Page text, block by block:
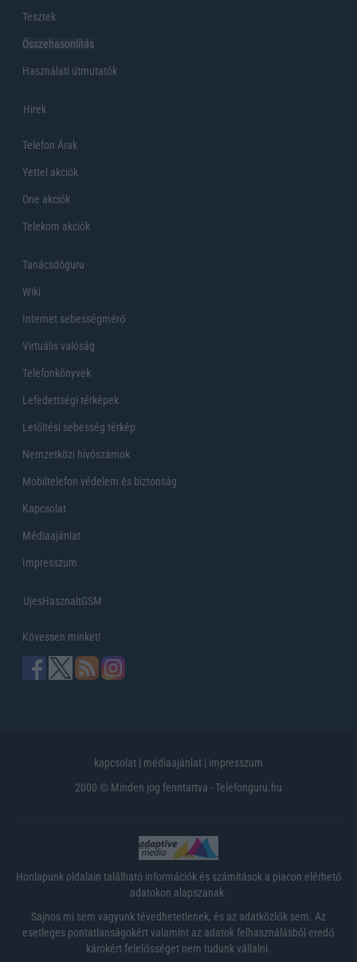
Tesztek
Összehasonlítás
Használati útmutatók
Hirek
Telefon Árak
Yettel akciók
One akciók
Telekom akciók
Tanácsdóguru
Wiki
Internet sebességmérő
Virtuális valóság
Telefonkönyvek
Lefedettségi térképek
Letöltési sebesség térkép
Nemzetközi hívószámok
Mobiltelefon védelem és biztonság
Kapcsolat
Médiaajánlat
Impresszum
UjesHasznaltGSM
Kövessen minket!
kapcsolat | médiaajánlat | impresszum
2000 © Minden jog fenntartva - Telefonguru.hu
Honlapunk oldalain található információk és számítások a piacon elérhető
adatokon alapszanak.
Sajnos mi sem vagyunk tévedhetetlenek, és az adatközlők sem. Az
esetleges pontatlanságokért valamint az adatok felhasználásból eredő
károkért felelősséget nem tudunk vállalni.